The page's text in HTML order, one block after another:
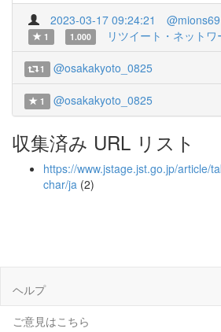
2023-03-17 09:24:21 @mions69
1
1.000 リツイート・ネットワ
1 @osakakyoto_0825
1 @osakakyoto_0825
収集済み URL リスト
https://www.jstage.jst.go.jp/article/
char/ja (2)
ヘルプ
ご意見はこちら